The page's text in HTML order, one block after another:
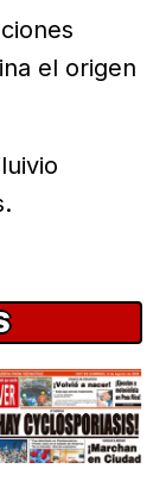
el origen